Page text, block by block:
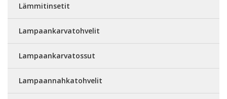
Lämmitinsetit
Lampaankarvatohvelit
Lampaankarvatossut
Lampaannahkatohvelit